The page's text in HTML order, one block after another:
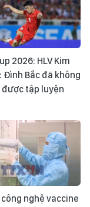
2026: HLV Kim
Đình Bắc đã không
được tập luyện
nghệ vaccine